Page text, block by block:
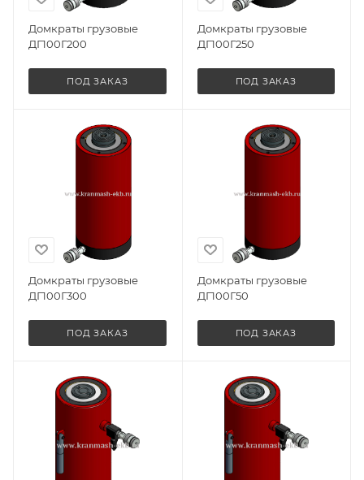
Домкраты грузовые
ДГ100Г200
ПОД ЗАКАЗ
Домкраты грузовые
ДГ100Г250
ПОД ЗАКАЗ
Домкраты грузовые
ДГ100Г300
ПОД ЗАКАЗ
Домкраты грузовые
ДГ100Г50
ПОД ЗАКАЗ